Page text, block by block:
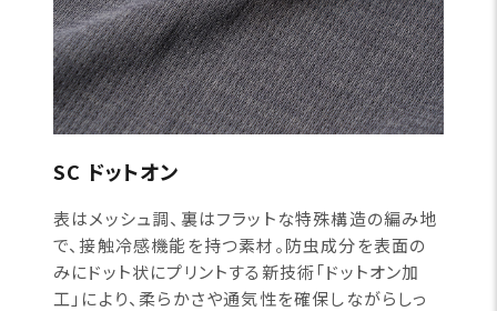
SC ドットオン
表はメッシュ調、裏はフラットな特殊構造の編み地
で、接触冷感機能を持つ素材。防虫成分を表面の
みにドット状にプリントする新技術「ドットオン加
工」により、柔らかさや通気性を確保しながらしっ